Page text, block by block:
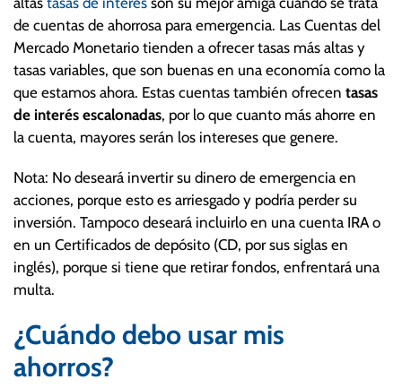
de cuentas de ahorrosa para emergencia. Las Cuentas del
Mercado Monetario tienden a ofrecer tasas más altas y
tasas variables, que son buenas en una economía como la
que estamos ahora. Estas cuentas también ofrecen tasas
de interés escalonadas, por lo que cuanto más ahorre en
la cuenta, mayores serán los intereses que genere.
Nota: No deseará invertir su dinero de emergencia en
acciones, porque esto es arriesgado y podría perder su
inversión. Tampoco deseará incluirlo en una cuenta IRA o
en un Certificados de depósito (CD, por sus siglas en
inglés), porque si tiene que retirar fondos, enfrentará una
multa.
¿Cuándo debo usar mis
ahorros?